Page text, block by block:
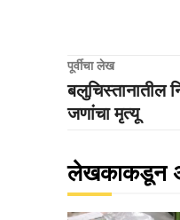
पूर्वीचा लेख
बलुचिस्तानातील
जणांचा मृत्यू
लेखकाकडून